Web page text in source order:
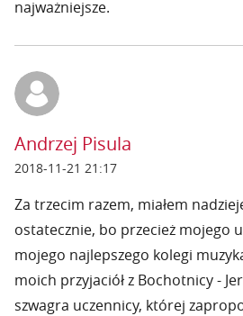
najważniejsze.
Andrzej Pisula
2018-11-21 21:17
Za trzecim razem, miałem
ostatecznie, bo przecież mojego
mojego najlepszego kolegi
moich przyjaciół z Bochotnicy -
szwagra uczennicy, której